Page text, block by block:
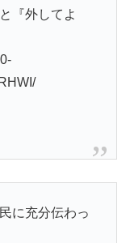
『外してよ
に充分伝わっ